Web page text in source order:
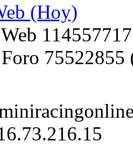
(Hoy)
75522855